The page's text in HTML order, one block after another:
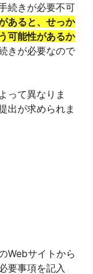
続きが必要不可
あると、せっか
可能性があるか
きが必要なので
って異なりま
出が求められま
Webサイトから
要事項を記入